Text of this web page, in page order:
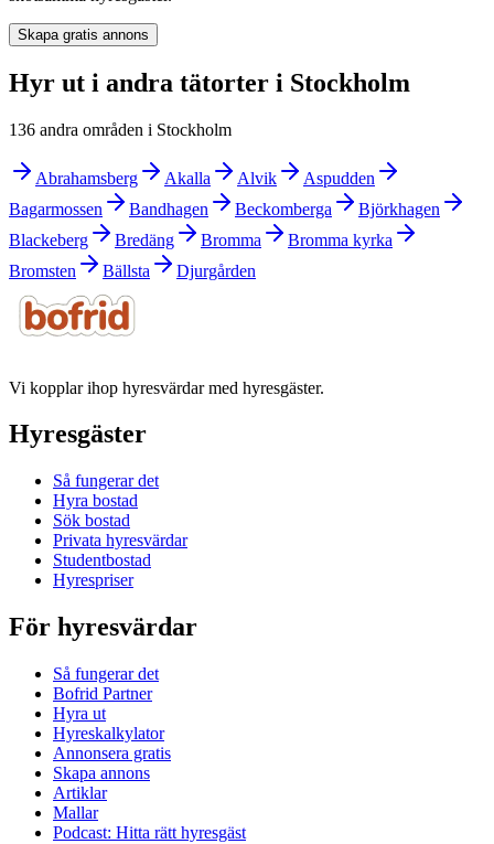
Skapa gratis annons
Hyr ut i andra tätorter i Stockholm
136 andra områden i Stockholm
Abrahamsberg Akalla Alvik
Aspudden
Bagarmossen
Bandhagen Beckomberga
Björkhagen
Blackeberg
Bredäng Bromma
Bromma kyrka
Bromsten
Bällsta Djurgården
Vi kopplar ihop hyresvärdar med hyresgäster.
Hyresgäster
Så fungerar det
Hyra bostad
Sök bostad
Privata hyresvärdar
Studentbostad
Hyrespriser
För hyresvärdar
Så fungerar det
Bofrid Partner
Hyra ut
Hyreskalkylator
Annonsera gratis
Skapa annons
Artiklar
Mallar
Podcast: Hitta rätt hyresgäst